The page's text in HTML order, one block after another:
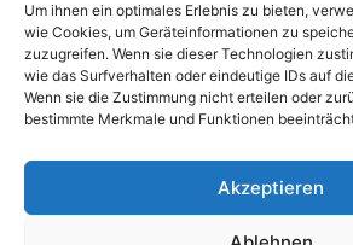
Um ihnen ein optimales Erlebnis zu bieten,
wie Cookies, um Geräteinformationen zu
zuzugreifen. Wenn sie dieser Technologien
wie das Surfverhalten oder eindeutige IDs auf
Wenn sie die Zustimmung nicht erteilen oder
bestimmte Merkmale und Funktionen
Akzeptieren
Prüfung elektrischer Anlagen
Kontakt